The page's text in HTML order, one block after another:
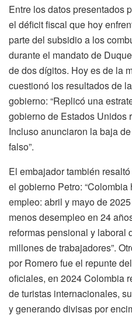
Entre los datos presentados
el déficit fiscal que hoy
parte del subsidio a los
durante el mandato de
de dos dígitos. Hoy es de la
cuestionó los resultados de
gobierno: “Replicó una
gobierno de Estados Unidos
Incluso anunciaron la baja
falso”.
El embajador también
el gobierno Petro:
empleo: abril y mayo de
menos desempleo en 24
reformas pensional y laboral
millones de trabajadores”.
por Romero fue el repunte
oficiales, en 2024 Colombia
de turistas internacionales,
y generando divisas por